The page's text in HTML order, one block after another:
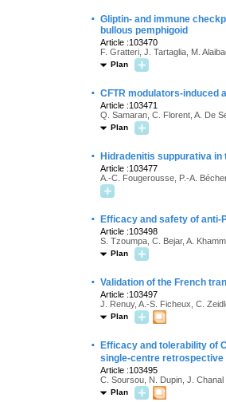
· Gliptin- and immune
bullous pemphigoid
Article :103470
F. Gratteri, J. Tartaglia, M.
Plan
· CFTR modulators-induced
Article :103471
Q. Samaran, C. Florent, A. De
Plan
· Hidradenitis suppurativa
Article :103477
A.-C. Fougerousse, P.-A.
· Efficacy and safety of anti-
Article :103498
S. Tzoumpa, C. Bejar, A.
Plan
· Validation of the French
Article :103497
J. Renuy, A.-S. Ficheux, C.
Plan
·
Efficacy and tolerability of
single-centre retrospective
Article :103495
C. Soursou, N. Dupin, J. Chanal
Plan